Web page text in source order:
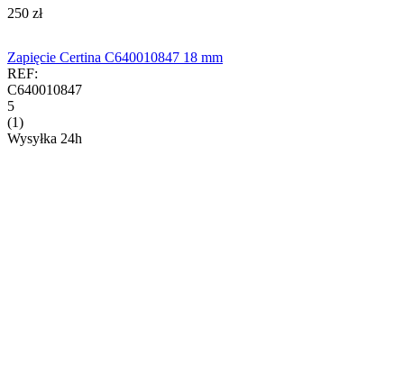
‍250‍ zł
Zapięcie Certina C640010847 18 mm
REF:
C640010847
5
(1)
Wysyłka 24h